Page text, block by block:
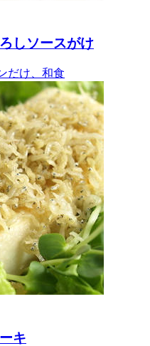
しソースがけ
だけ、和食
キ